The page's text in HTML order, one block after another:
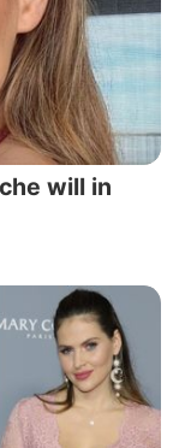
will in